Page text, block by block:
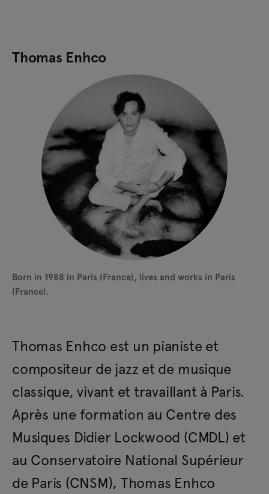
Thomas Enhco
Born in 1988 in Paris (France), lives and works in Paris
(France).
Thomas Enhco est un pianiste et
compositeur de jazz et de musique
classique, vivant et travaillant à Paris.
Après une formation au Centre des
Musiques Didier Lockwood (CMDL) et
au Conservatoire National Supérieur
de Paris (CNSM), Thomas Enhco